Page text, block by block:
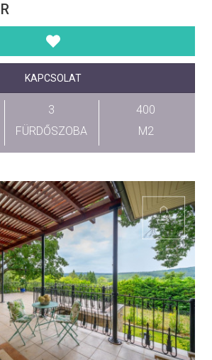
KAPCSOLAT
3
FÜRDŐSZOBA
400
M2